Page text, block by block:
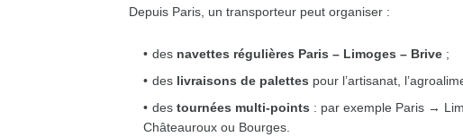
Depuis Paris, un transporteur peut organiser :
des navettes régulières Paris – Limoges – Brive ;
des livraisons de palettes pour l’artisanat,
des tournées multi-points : par exemple Paris →
Châteauroux ou Bourges.